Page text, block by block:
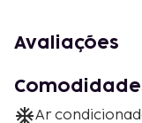
Avaliações
Ar